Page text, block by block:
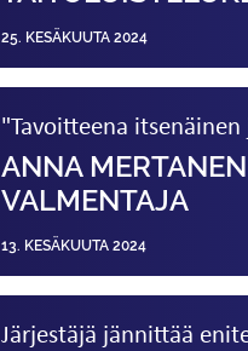
25. KESÄKUUTA 2024
"Tavoitteena
ANNA
VALMENTAJA
13. KESÄKUUTA 2024
Järjestäjä jännittää